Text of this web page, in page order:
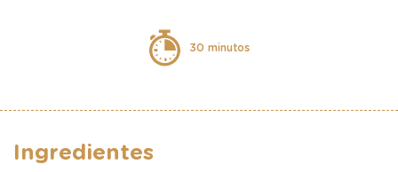
30 minutos
Ingredientes